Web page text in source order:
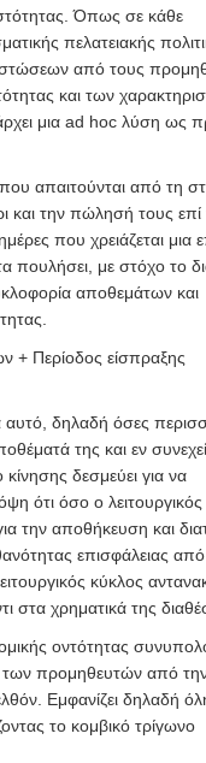
Όπως σε κάθε
πελατειακής
από τους
και των
μια ad hoc λύση ως
απαιτούνται από τη
και την πώλησή τους επί
που χρειάζεται μια
πουλήσει, με στόχο το
αποθεμάτων και
+ Περίοδος είσπραξης
δηλαδή όσες
της και εν
δεσμεύει για να
ότι όσο ο
την αποθήκευση και
επισφάλειας
κύκλος
στα χρηματικά της
οντότητας
των προμηθευτών από
Εμφανίζει δηλαδή
το κομβικό τρίγωνο